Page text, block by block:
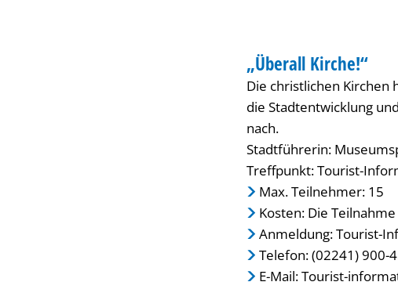
KATEGORIE: FÜHRUNG
„Überall Kirche!“
Die christlichen Kirchen
die Stadtentwicklung
nach.
Stadtführerin:
Treffpunkt: Tourist-
Max. Teilnehmer: 15
Kosten: Die
Anmeldung: Tourist-
Telefon: (02241) 900-
E-Mail:Tourist-